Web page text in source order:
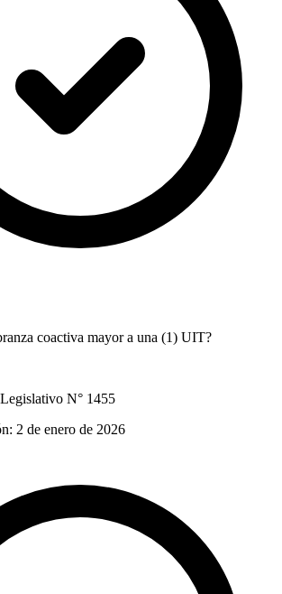
coactiva mayor a una (1) UIT?
N° 1455
2 de enero de 2026